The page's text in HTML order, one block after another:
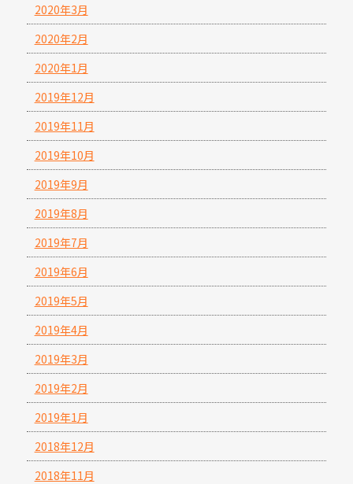
2020年3月
2020年2月
2020年1月
2019年12月
2019年11月
2019年10月
2019年9月
2019年8月
2019年7月
2019年6月
2019年5月
2019年4月
2019年3月
2019年2月
2019年1月
2018年12月
2018年11月